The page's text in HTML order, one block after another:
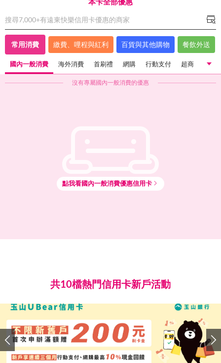
搜尋7,000+有遠東快樂信用卡優惠的商家
常用消費 繳費、哩程與紅利 百貨與其他購物 餐飲外送
海外消費 首刷禮 網購
國內一般消費 海外消費 首刷禮 網購 行動支付 超商 超市
沒有專屬國內一般消費的優惠
點我看國內一般消費優惠信用卡
共10檔熱門信用卡新戶活動